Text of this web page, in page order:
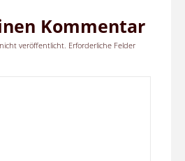
Kommentar
veröffentlicht. Erforderliche Felder